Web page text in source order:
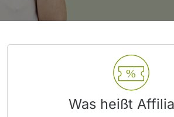
Was heißt